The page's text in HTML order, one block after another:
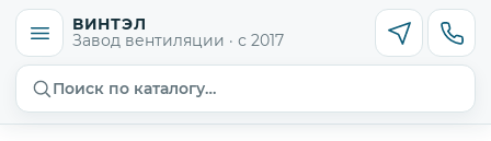
ВИНТЭЛ
Завод вентиляции · с 2017
Поиск по каталогу…